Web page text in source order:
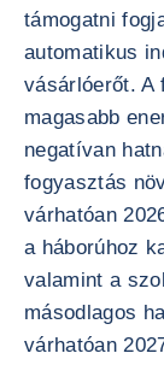
támogatni
automatikus
vásárlóerőt. A
magasabb
negatívan
fogyasztás
várhatóan
a háborúhoz
valamint a
másodlagos
várhatóan